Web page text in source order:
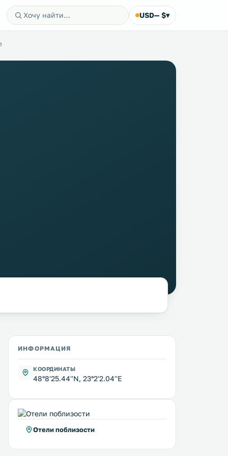
USD— $▾
ИНФОРМАЦИЯ
КООРДИНАТЫ
48°8'25.44''N, 23°2'2.04''E
Отели поблизости